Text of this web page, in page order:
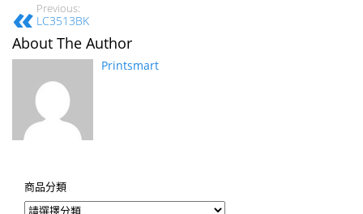
Previous:
LC3513BK
About The Author
Printsmart
商品分類